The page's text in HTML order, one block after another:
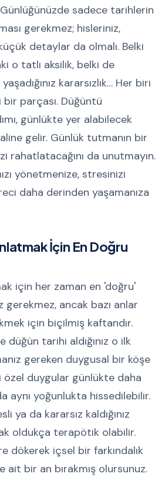
Günlüğünüzde sadece tarihlerin
gerekmez; hisleriniz,
detaylar da olmalı. Belki
o tatlı aksilik, belki de
kararsızlık… Her biri
parçası. Düğüntü
günlükte yer alabilecek
gelir. Günlük tutmanın bir
rahatlatacağını da unutmayın.
yönetmenize, stresinizi
daha derinden yaşamanıza
İçin En Doğru
için her zaman en 'doğru'
gerekmez, ancak bazı anlar
için biçilmiş kaftandır.
düğün tarihi aldığınız o ilk
gereken duygusal bir köşe
özel duygular günlükte daha
aynı yoğunlukta hissedilebilir.
ya da kararsız kaldığınız
oldukça terapötik olabilir.
dökerek içsel bir farkındalık
ait bir an bırakmış olursunuz.